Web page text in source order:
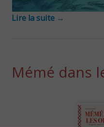
Lire la suite →
Mémé dans